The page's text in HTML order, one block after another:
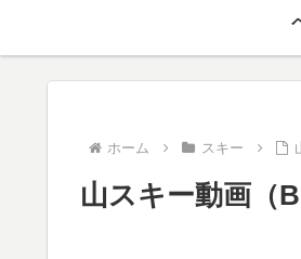
ホーム スキー
山スキー動画（